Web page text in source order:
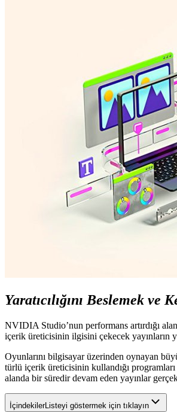
Yaratıcılığını Beslemek
NVIDIA Studio’nun performans artırdığı
içerik üreticisinin ilgisini çekecek yayınların
Oyunlarını bilgisayar üzerinden oynayan
türlü içerik üreticisinin kullandığı
alanda bir süredir devam eden yayınlar
İçindekilerListeyi göstermek için tıklayın